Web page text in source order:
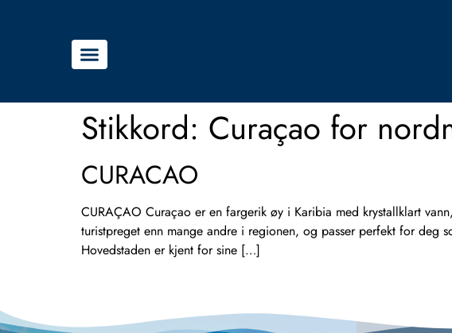
Stikkord: Curaçao for
CURACAO
CURAÇAO Curaçao er en fargerik øy i Karibia med krystallklart
turistpreget enn mange andre i regionen, og passer perfekt for deg
Hovedstaden er kjent for sine […]